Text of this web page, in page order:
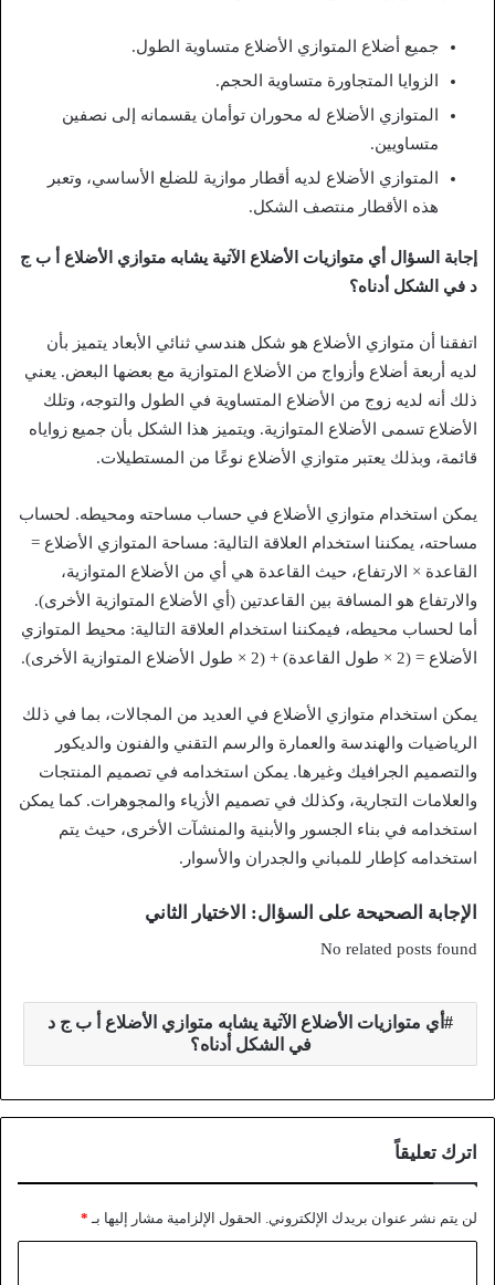
جميع أضلاع المتوازي الأضلاع متساوية الطول.
الزوايا المتجاورة متساوية الحجم.
المتوازي الأضلاع له محوران توأمان يقسمانه إلى نصفين
متساويين.
المتوازي الأضلاع لديه أقطار موازية للضلع الأساسي، وتعبر
هذه الأقطار منتصف الشكل.
إجابة السؤال أي متوازيات الأضلاع الآتية يشابه متوازي الأضلاع أ ب ج
د في الشكل أدناه؟
اتفقنا أن متوازي الأضلاع هو شكل هندسي ثنائي الأبعاد يتميز بأن
لديه أربعة أضلاع وأزواج من الأضلاع المتوازية مع بعضها البعض. يعني
ذلك أنه لديه زوج من الأضلاع المتساوية في الطول والتوجه، وتلك
الأضلاع تسمى الأضلاع المتوازية. ويتميز هذا الشكل بأن جميع زواياه
قائمة، وبذلك يعتبر متوازي الأضلاع نوعًا من المستطيلات.
يمكن استخدام متوازي الأضلاع في حساب مساحته ومحيطه. لحساب
مساحته، يمكننا استخدام العلاقة التالية: مساحة المتوازي الأضلاع =
القاعدة × الارتفاع، حيث القاعدة هي أي من الأضلاع المتوازية،
والارتفاع هو المسافة بين القاعدتين (أي الأضلاع المتوازية الأخرى).
أما لحساب محيطه، فيمكننا استخدام العلاقة التالية: محيط المتوازي
الأضلاع = (2 × طول القاعدة) + (2 × طول الأضلاع المتوازية الأخرى).
يمكن استخدام متوازي الأضلاع في العديد من المجالات، بما في ذلك
الرياضيات والهندسة والعمارة والرسم التقني والفنون والديكور
والتصميم الجرافيك وغيرها. يمكن استخدامه في تصميم المنتجات
والعلامات التجارية، وكذلك في تصميم الأزياء والمجوهرات. كما يمكن
استخدامه في بناء الجسور والأبنية والمنشآت الأخرى، حيث يتم
استخدامه كإطار للمباني والجدران والأسوار.
الإجابة الصحيحة على السؤال: الاختيار الثاني
No related posts found
أي متوازيات الأضلاع الآتية يشابه متوازي الأضلاع أ ب ج د
في الشكل أدناه؟
اترك تعليقاً
لن يتم نشر عنوان بريدك الإلكتروني. الحقول الإلزامية مشار إليها بـ *